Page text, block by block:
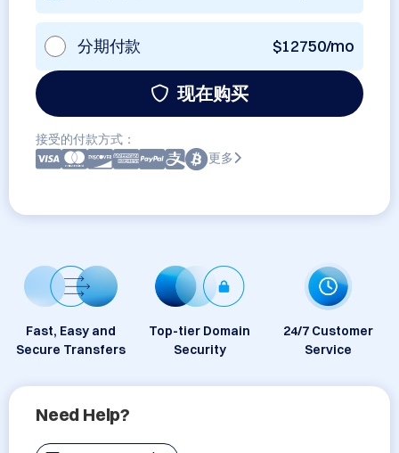
分期付款 $12750/mo
现在购买
接受的付款方式：
更多
Fast, Easy and
Secure Transfers
Top-tier Domain
Security
24/7 Customer
Service
Need Help?